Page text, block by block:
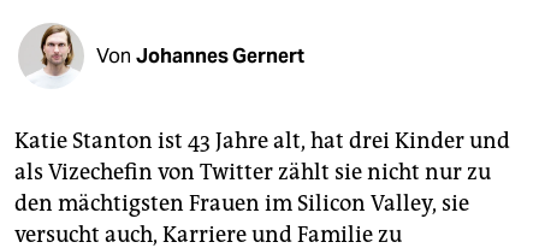
shop
fragen & hilfe
unterstützen
abo
genossenschaft
Von Johannes Gernert
Katie Stanton ist 43 Jahre alt, hat drei Kinder und
als Vizechefin von Twitter zählt sie nicht nur zu
den mächtigsten Frauen im Silicon Valley, sie
versucht auch, Karriere und Familie zu